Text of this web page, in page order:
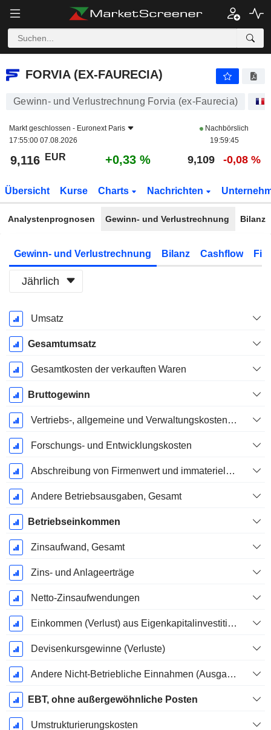
FORVIA (EX-FAURECIA)
FORVIA (EX-FAURECIA)
Gewinn- und Verlustrechnung Forvia (ex-Faurecia)
Markt geschlossen - Euronext Paris
17:55:00 07.08.2026
Nachbörslich
19:59:45
9,116 EUR +0,33 % 9,109 -0,08 %
Übersicht Kurse Charts Nachrichten
Analystenprognosen Gewinn- und Verlustrechnung Bilanz
Gewinn- und Verlustrechnung Bilanz Cashflow
Jährlich
Ende d.
Geschäftsjahres:
Dezember
Umsatz
Gesamtumsatz
Gesamtkosten der verkauften Waren
Bruttogewinn
Vertriebs-, allgemeine und Verwaltungskosten, Gesamt
Forschungs- und Entwicklungskosten
Abschreibung von Firmenwert und immateriellen Vermögenswerten - (GuV)
Andere Betriebsausgaben, Gesamt
Betriebseinkommen
Zinsaufwand, Gesamt
Zins- und Anlageerträge
Netto-Zinsaufwendungen
Einkommen (Verlust) aus Eigenkapitalinvestitionen.
Devisenkursgewinne (Verluste)
Andere Nicht-Betriebliche Einnahmen (Ausgaben)
EBT, ohne außergewöhnliche Posten
Umstrukturierungskosten